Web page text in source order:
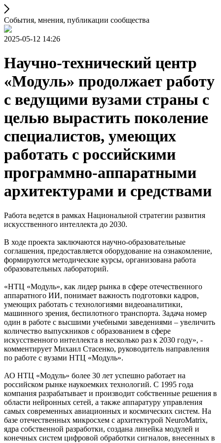
События, мнения, публикации сообщества
2025-05-12 14:26
Научно-технический центр
«Модуль» продолжает работу
с ведущими вузами страны с
целью вырастить поколение
специалистов, умеющих
работать с российскими
программно-аппаратными
архитектурами и средствами
Работа ведется в рамках Национальной стратегии развития
искусственного интеллекта до 2030.
В ходе проекта заключаются научно-образовательные
соглашения, предоставляется оборудование на ознакомление,
формируются методические курсы, организована работа
образовательных лабораторий.
«НТЦ «Модуль», как лидер рынка в сфере отечественного
аппаратного ИИ, понимает важность подготовки кадров,
умеющих работать с технологиями видеоаналитики,
машинного зрения, беспилотного транспорта. Задача номер
один в работе с высшими учебными заведениями – увеличить
количество выпускников с образованием в сфере
искусственного интеллекта в несколько раз к 2030 году», -
комментирует Михаил Стасенко, руководитель направления
по работе с вузами НТЦ «Модуль».
АО НТЦ «Модуль» более 30 лет успешно работает на
российском рынке наукоемких технологий. С 1995 года
компания разрабатывает и производит собственные решения в
области нейронных сетей, а также аппаратуру управления
самых современных авиационных и космических систем. На
базе отечественных микросхем с архитектурой NeuroMatrix,
ядра собственной разработки, создана линейка модулей и
конечных систем цифровой обработки сигналов, внесенных в